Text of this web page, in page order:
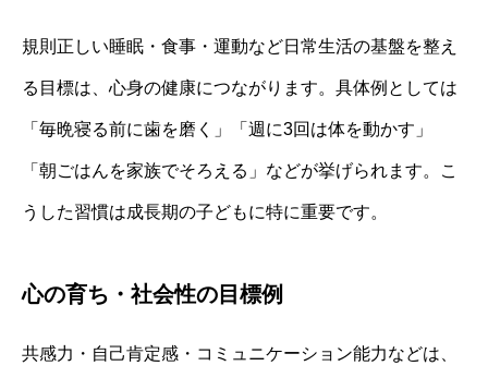
規則正しい睡眠・食事・運動など日常生活の基盤を整え
る目標は、心身の健康につながります。具体例としては
「毎晩寝る前に歯を磨く」「週に3回は体を動かす」
「朝ごはんを家族でそろえる」などが挙げられます。こ
うした習慣は成長期の子どもに特に重要です。
心の育ち・社会性の目標例
共感力・自己肯定感・コミュニケーション能力などは、